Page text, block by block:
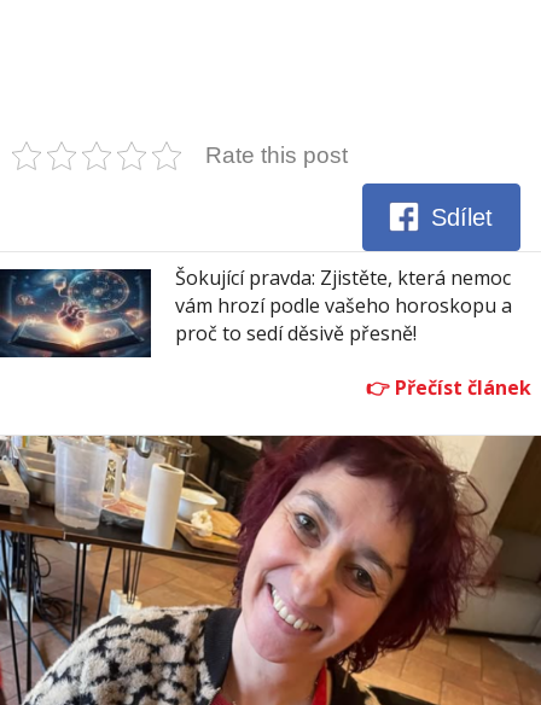
Rate this post
Sdílet
Šokující pravda: Zjistěte, která nemoc
vám hrozí podle vašeho horoskopu a
proč to sedí děsivě přesně!